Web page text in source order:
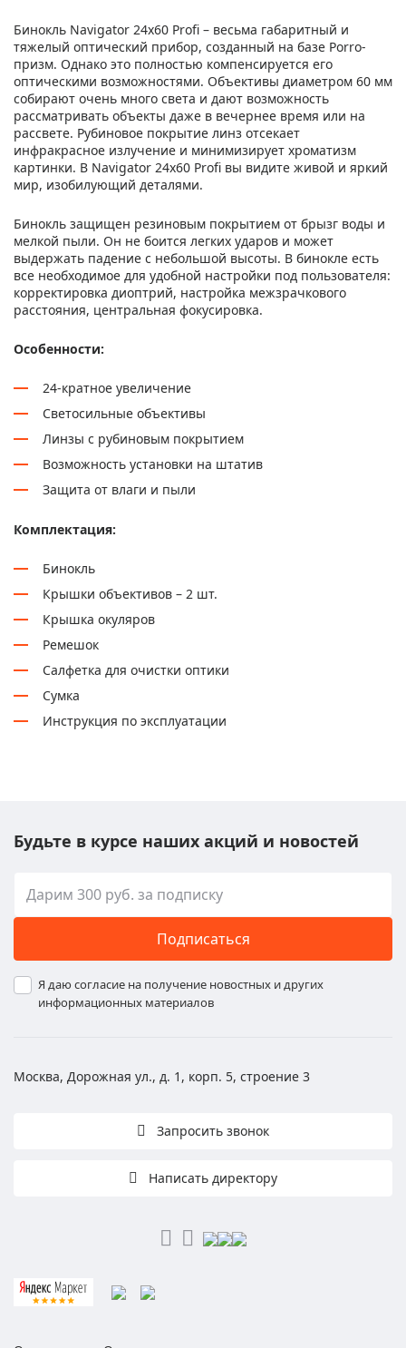
Бинокль Navigator 24х60 Profi – весьма габаритный и
тяжелый оптический прибор, созданный на базе Porro-
призм. Однако это полностью компенсируется его
оптическими возможностями. Объективы диаметром 60 мм
собирают очень много света и дают возможность
рассматривать объекты даже в вечернее время или на
рассвете. Рубиновое покрытие линз отсекает
инфракрасное излучение и минимизирует хроматизм
картинки. В Navigator 24х60 Profi вы видите живой и яркий
мир, изобилующий деталями.
Бинокль защищен резиновым покрытием от брызг воды и
мелкой пыли. Он не боится легких ударов и может
выдержать падение с небольшой высоты. В бинокле есть
все необходимое для удобной настройки под пользователя:
корректировка диоптрий, настройка межзрачкового
расстояния, центральная фокусировка.
Особенности:
24-кратное увеличение
Светосильные объективы
Линзы с рубиновым покрытием
Возможность установки на штатив
Защита от влаги и пыли
Комплектация:
Бинокль
Крышки объективов – 2 шт.
Крышка окуляров
Ремешок
Салфетка для очистки оптики
Сумка
Инструкция по эксплуатации
Будьте в курсе наших акций и новостей
Подписаться
Я даю согласие на получение новостных и других
информационных материалов
Москва, Дорожная ул., д. 1, корп. 5, строение 3
Запросить звонок
Написать директору